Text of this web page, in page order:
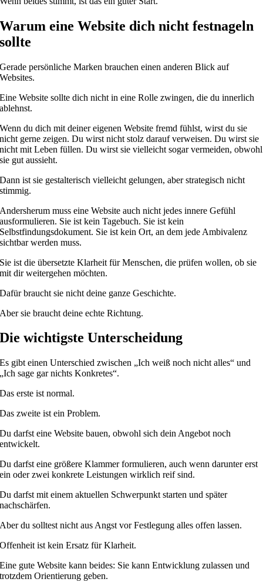
Warum eine Website dich nicht festnageln
sollte
Gerade persönliche Marken brauchen einen anderen Blick auf
Websites.
Eine Website sollte dich nicht in eine Rolle zwingen, die du innerlich
ablehnst.
Wenn du dich mit deiner eigenen Website fremd fühlst, wirst du sie
nicht gerne zeigen. Du wirst nicht stolz darauf verweisen. Du wirst sie
nicht mit Leben füllen. Du wirst sie vielleicht sogar vermeiden, obwohl
sie gut aussieht.
Dann ist sie gestalterisch vielleicht gelungen, aber strategisch nicht
stimmig.
Andersherum muss eine Website auch nicht jedes innere Gefühl
ausformulieren. Sie ist kein Tagebuch. Sie ist kein
Selbstfindungsdokument. Sie ist kein Ort, an dem jede Ambivalenz
sichtbar werden muss.
Sie ist die übersetzte Klarheit für Menschen, die prüfen wollen, ob sie
mit dir weitergehen möchten.
Dafür braucht sie nicht deine ganze Geschichte.
Aber sie braucht deine echte Richtung.
Die wichtigste Unterscheidung
Es gibt einen Unterschied zwischen „Ich weiß noch nicht alles“ und
„Ich sage gar nichts Konkretes“.
Das erste ist normal.
Das zweite ist ein Problem.
Du darfst eine Website bauen, obwohl sich dein Angebot noch
entwickelt.
Du darfst eine größere Klammer formulieren, auch wenn darunter erst
ein oder zwei konkrete Leistungen wirklich reif sind.
Du darfst mit einem aktuellen Schwerpunkt starten und später
nachschärfen.
Aber du solltest nicht aus Angst vor Festlegung alles offen lassen.
Offenheit ist kein Ersatz für Klarheit.
Eine gute Website kann beides: Sie kann Entwicklung zulassen und
trotzdem Orientierung geben.